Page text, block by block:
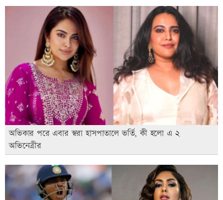
অভিকার পরে এবার স্বরা হাসপাতালে ভর্তি, কী হলো এ ২
অভিনেত্রীর